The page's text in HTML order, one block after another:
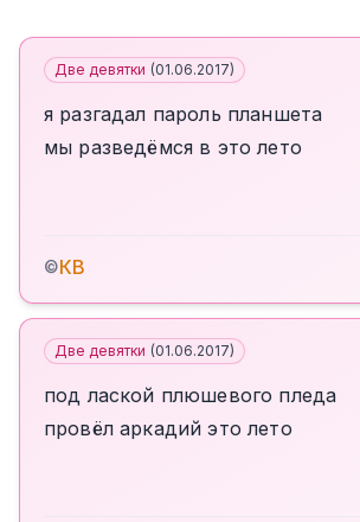
Две девятки (01.06.2017)
я разгадал пароль планшета
мы разведёмся в это лето
©КВ
Две девятки (01.06.2017)
под лаской плюшевого пледа
провёл аркадий это лето